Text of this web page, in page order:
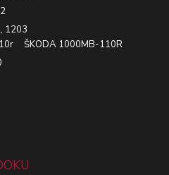
1203
ŠKODA 1000MB-110R